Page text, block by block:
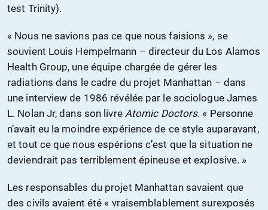
test Trinity).
« Nous ne savions pas ce que nous faisions », se
souvient Louis Hempelmann – directeur du Los Alamos
Health Group, une équipe chargée de gérer les
radiations dans le cadre du projet Manhattan – dans
une interview de 1986 révélée par le sociologue James
L. Nolan Jr, dans son livre Atomic Doctors. « Personne
n’avait eu la moindre expérience de ce style auparavant,
et tout ce que nous espérions c’est que la situation ne
deviendrait pas terriblement épineuse et explosive. »
Les responsables du projet Manhattan savaient que
des civils avaient été « vraisemblablement surexposés